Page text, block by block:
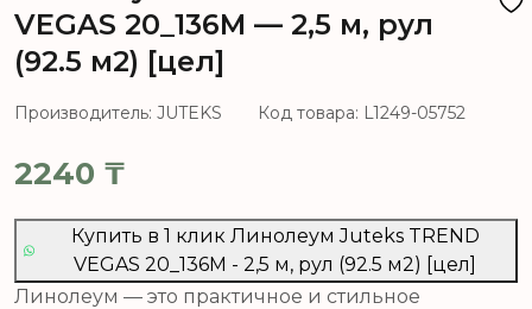
VEGAS 20_136M — 2,5 м, рул
(92.5 м2) [цел]
Производитель: JUTEKS Код товара: L1249-05752
2240 ₸
Купить в 1 клик Линолеум Juteks TREND
VEGAS 20_136M - 2,5 м, рул (92.5 м2) [цел]
Линолеум — это практичное и стильное